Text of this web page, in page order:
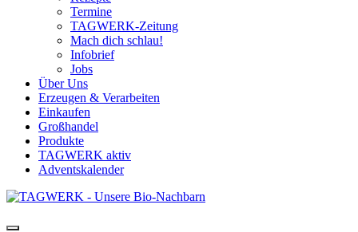
Termine
TAGWERK-Zeitung
Mach dich schlau!
Infobrief
Jobs
Über Uns
Erzeugen & Verarbeiten
Einkaufen
Großhandel
Produkte
TAGWERK aktiv
Adventskalender